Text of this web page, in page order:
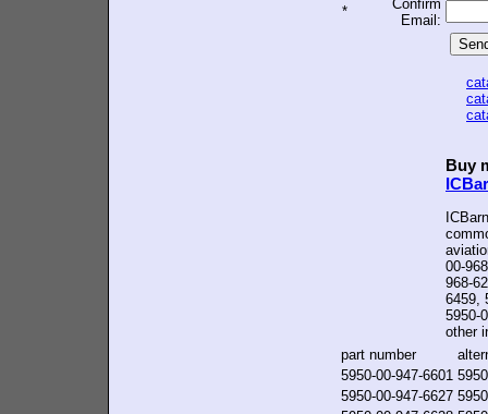
*
Confirm
Email:
Buy
00-
968-
6459,
5950-
other
part number
5950-00-947-6601
5950-00-947-6627